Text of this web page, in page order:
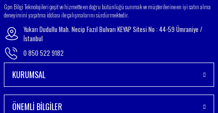
Gpn Bilgi Teknolojileri çeşit ve hizmette en doğru bütünlüğü sunmak ve müşterilerine en iyi satın alma
deneyimini yaşatma iddiası ile çalışmalarını sürdürmektedir.
Yukarı Dudullu Mah. Necip Fazıl Bulvarı KEYAP Sitesi No : 44-59 Ümraniye /
İstanbul
0 850 522 9182
KURUMSAL
ÖNEMLİ BİLGİLER